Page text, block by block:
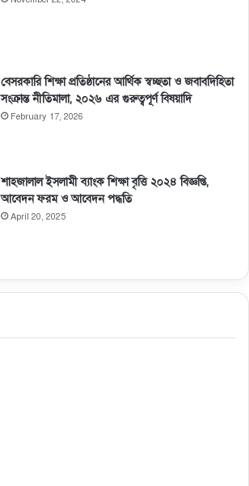
বেসরকারি শিক্ষা প্রতিষ্ঠানের আর্থিক স্বচ্ছতা ও জবাবদিহিতা
সংক্রান্ত নীতিমালা, ২০২৬ এর গুরুত্বপূর্ণ বিষয়াদি
February 17, 2026
শাহজালাল ইসলামী ব্যাংক শিক্ষা বৃত্তি ২০২৪ বিজ্ঞপ্তি,
আবেদন ফরম ও আবেদন পদ্ধতি
April 20, 2025